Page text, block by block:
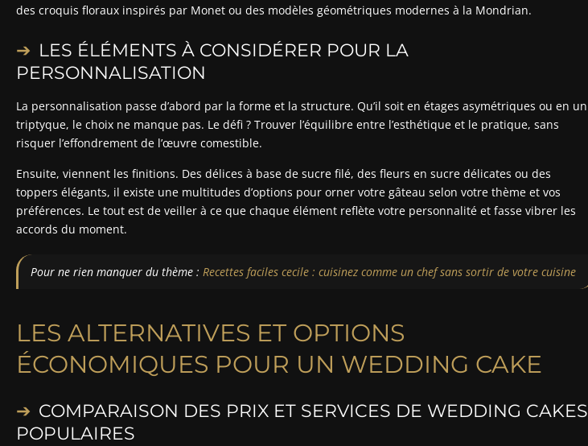
des croquis floraux inspirés par Monet ou des modèles géométriques modernes à la Mondrian.
LES ÉLÉMENTS À CONSIDÉRER POUR LA
PERSONNALISATION
La personnalisation passe d’abord par la forme et la structure. Qu’il soit en étages asymétriques ou en un
triptyque, le choix ne manque pas. Le défi ? Trouver l’équilibre entre l’esthétique et le pratique, sans
risquer l’effondrement de l’œuvre comestible.
Ensuite, viennent les finitions. Des délices à base de sucre filé, des fleurs en sucre délicates ou des
toppers élégants, il existe une multitudes d’options pour orner votre gâteau selon votre thème et vos
préférences. Le tout est de veiller à ce que chaque élément reflète votre personnalité et fasse vibrer les
accords du moment.
Pour ne rien manquer du thème : Recettes faciles cecile : cuisinez comme un chef sans sortir de votre cuisine
LES ALTERNATIVES ET OPTIONS
ÉCONOMIQUES POUR UN WEDDING CAKE
COMPARAISON DES PRIX ET SERVICES DE WEDDING CAKES
POPULAIRES